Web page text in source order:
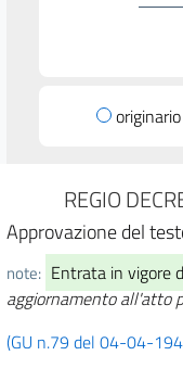
originario
REGIO
Approvazione del
note: Entrata in vigore
aggiornamento all'atto
(GU n.79 del 04-04-